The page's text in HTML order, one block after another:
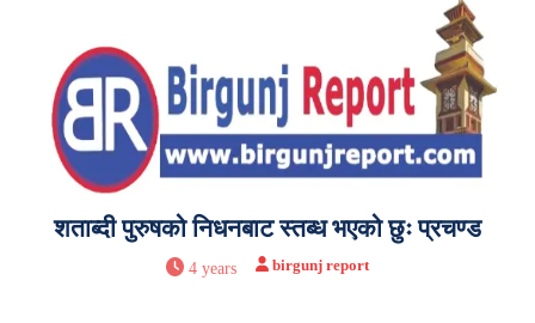
शताब्दी पुरुषको निधनबाट स्तब्ध भएको छुः प्रचण्ड
4 years birgunj report